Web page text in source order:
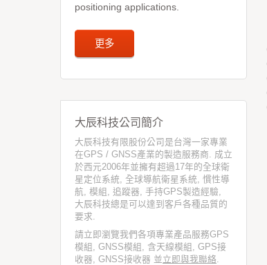
positioning applications.
更多
大辰科技公司簡介
大辰科技有限股份公司是台灣一家專業
在GPS / GNSS產業的製造服務商. 成立
於西元2006年並擁有超過17年的全球衛
星定位系統, 全球導航衛星系統, 慣性導
航, 模組, 追蹤器, 手持GPS製造經驗,
大辰科技總是可以達到客戶各種品質的
要求.
請立即瀏覽我們各項專業產品服務GPS
模組, GNSS模組, 含天線模組, GPS接
收器, GNSS接收器 並立即與我聯絡.